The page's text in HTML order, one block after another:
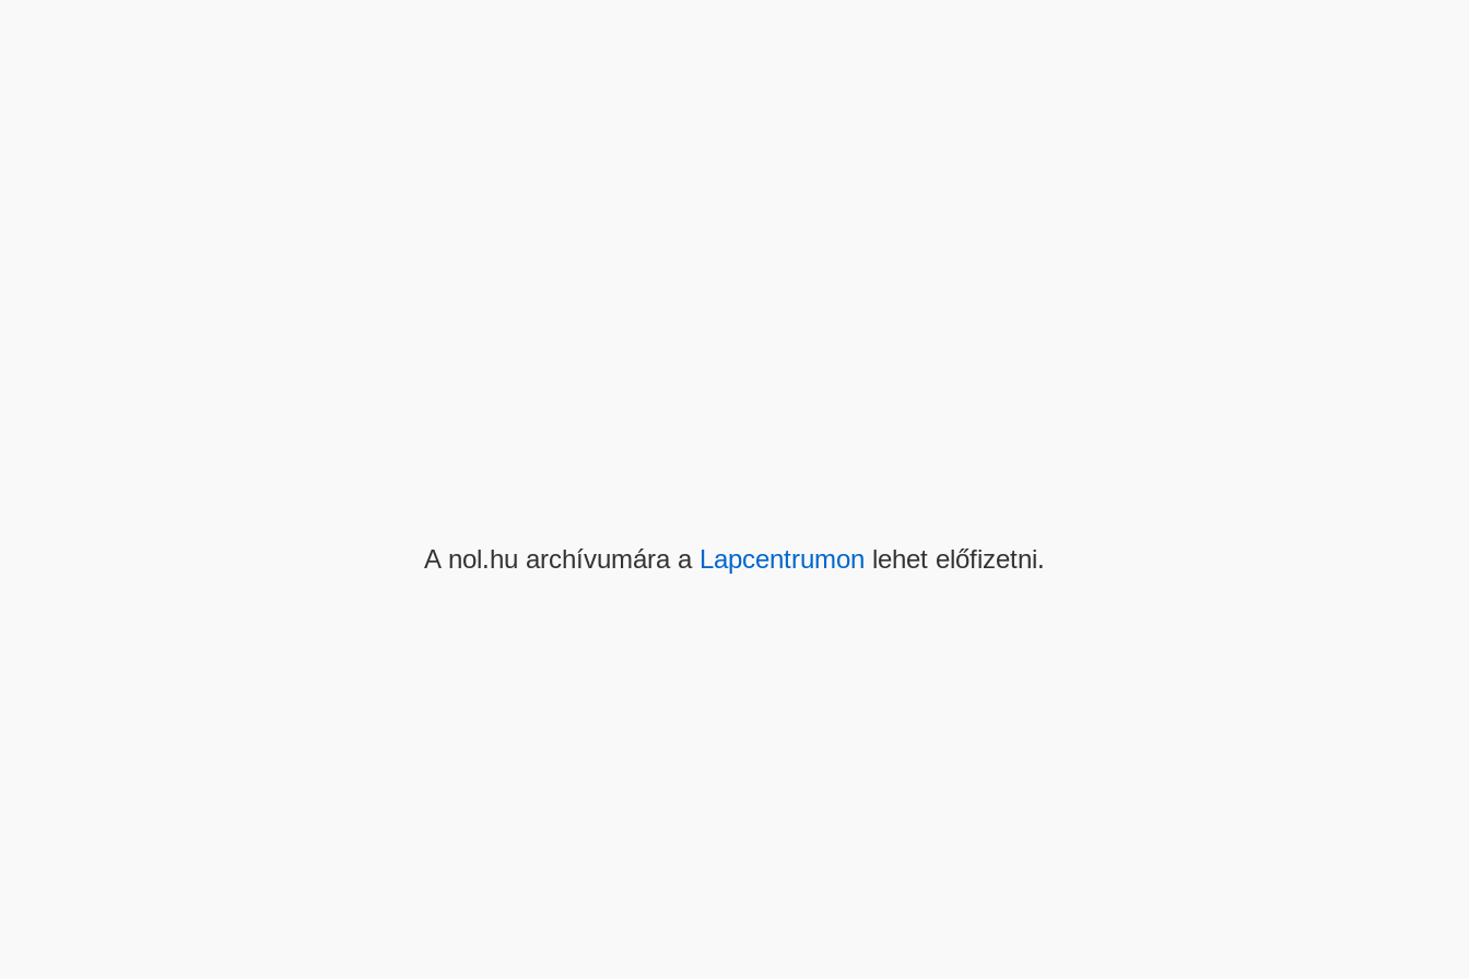
A nol.hu archívumára a Lapcentrumon lehet előfizetni.